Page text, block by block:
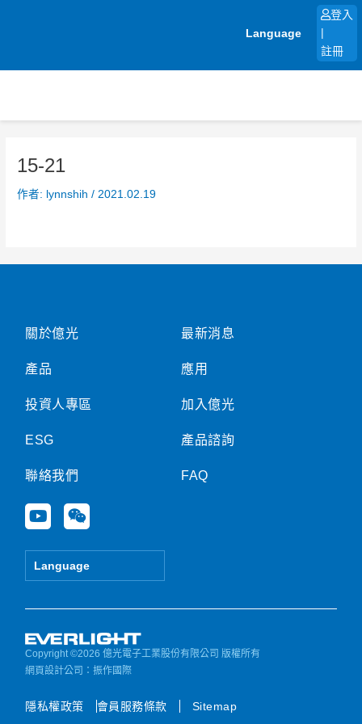
Language
登入
註冊
15-21
作者: lynnshih/ 2021.02.19
關於億光
產品
投資人專區
ESG
聯絡我們
Y
o
u
e
W
e
i
Language
最新消息
應用
加入億光
產品諮詢
FAQ
Copyright ©2026 億光電子工業股份有限公司 版權所有
網頁設計公司 ：振作國際
隱私權政策 會員服務條款 Sitemap